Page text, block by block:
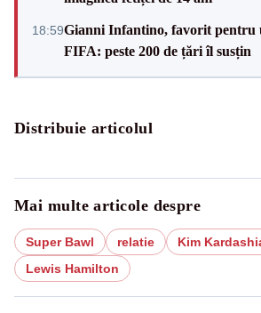
18:59Gianni Infantino, favorit pentru
FIFA: peste 200 de țări îl susțin
Distribuie articolul
Mai multe articole despre
Super Bawl relatie
Kim
Lewis Hamilton